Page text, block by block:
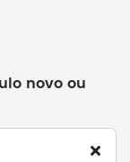
novo ou